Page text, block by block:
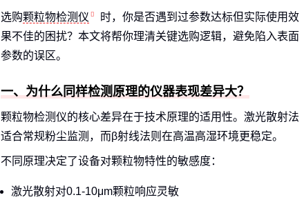
选购颗粒物检测仪
时，你是否遇到过参数达标但实际使用效
果不佳的困扰？本文将帮你理清关键选购逻辑，避免陷入表面
参数的误区。
一、为什么同样检测原理的仪器表现差异大？
颗粒物检测仪的核心差异在于技术原理的适用性。激光散射法
适合常规粉尘监测，而β射线法则在高温高湿环境更稳定。
不同原理决定了设备对颗粒物特性的敏感度：
激光散射对0.1-10μm颗粒响应灵敏